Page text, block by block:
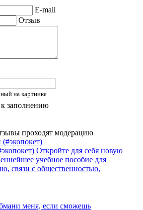
E-mail
Отзыв
на картинке
к заполнению
проходят модерацию
Откройте для себя новую
учебное пособие для
связи с общественностью,